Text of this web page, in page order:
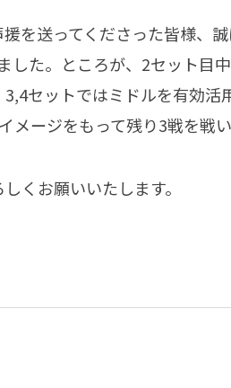
を送ってくださった皆様、誠
した。ところが、2セット目
セットではミドルを有効
ージをもって残り3戦を戦い
くお願いいたします。